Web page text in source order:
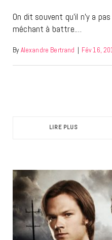
On dit souvent qu’il n’y a
méchant à battre.…
By Alexandre Bertrand | Fév 16,
LIRE PLUS